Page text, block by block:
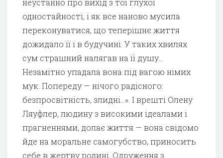
неустанно про вихід з тої глухої
одностайності, і як все наново мусила
переконуватися, що теперішнє життя
дожидало її і в будучині. У таких хвилях
сум страшний налягав на її душу…
Незамітно упадала вона під вагою німих
мук. Попереду — нічого радісного:
безпросвітність, злидні…». І врешті Олену
Ляуфлер, людину з високими ідеалами і
прагненнями, долає життя — вона свідомо
йде на моральне самогубство, приносить
себе в жертву родині. Одруження з